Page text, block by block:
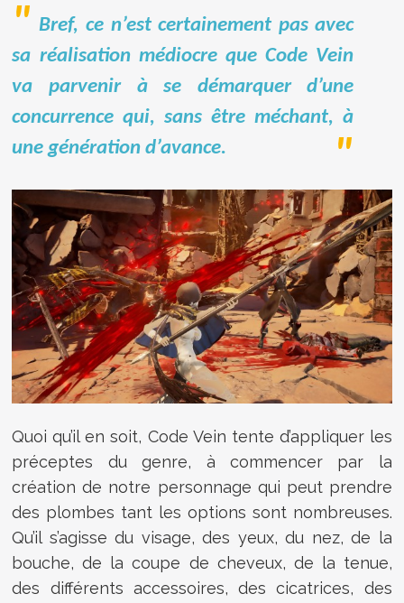
Bref, ce n’est certainement pas avec
sa réalisation médiocre que Code Vein
va parvenir à se démarquer d’une
concurrence qui, sans être méchant, à
une génération d’avance.
Quoi qu’il en soit, Code Vein tente d’appliquer les
préceptes du genre, à commencer par la
création de notre personnage qui peut prendre
des plombes tant les options sont nombreuses.
Qu’il s’agisse du visage, des yeux, du nez, de la
bouche, de la coupe de cheveux, de la tenue,
des différents accessoires, des cicatrices, des